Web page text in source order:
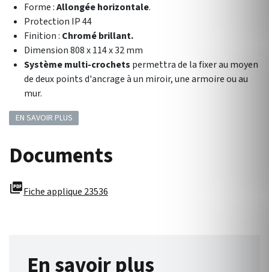
Forme :Allongée horizontale.
Protection IP 44
Finition : Chromé brillant.
Dimension 808 x 114 x 32 mm
Système multi-crochets permettra de la fixer au moyen
de deux points d'ancrage à un miroir, une armoire ou au
mur.
EN SAVOIR PLUS
Documents
picture_as_pdfFiche applique 23536
En savoir plus